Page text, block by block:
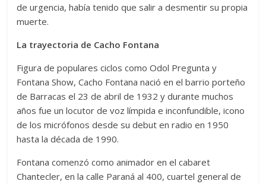
de urgencia, había tenido que salir a desmentir su propia
muerte.
La trayectoria de Cacho Fontana
Figura de populares ciclos como Odol Pregunta y
Fontana Show, Cacho Fontana nació en el barrio porteño
de Barracas el 23 de abril de 1932 y durante muchos
años fue un locutor de voz límpida e inconfundible, icono
de los micrófonos desde su debut en radio en 1950
hasta la década de 1990.
Fontana comenzó como animador en el cabaret
Chantecler, en la calle Paraná al 400, cuartel general de